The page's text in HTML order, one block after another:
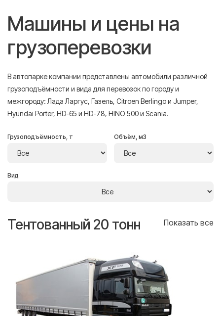
Машины и цены на
грузоперевозки
В автопарке компании представлены автомобили различной
грузоподъёмности и вида для перевозок по городу и
межгороду: Лада Ларгус, Газель, Citroen Berlingo и Jumper,
Hyundai Porter, HD-65 и HD-78, HINO 500 и Scania.
Грузоподъёмность, т Объём, м3
Вид
Тентованный 20 тонн Показать все